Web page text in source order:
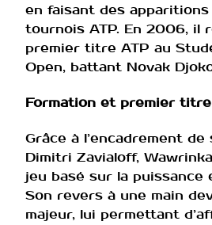
en faisant des
tournois ATP. En 2006, il
premier titre ATP au
Open, battant Novak
Formation et premier titre
Grâce à l’encadrement
Dimitri Zavialoff,
jeu basé sur la puissance
Son revers à une main
majeur, lui permettant